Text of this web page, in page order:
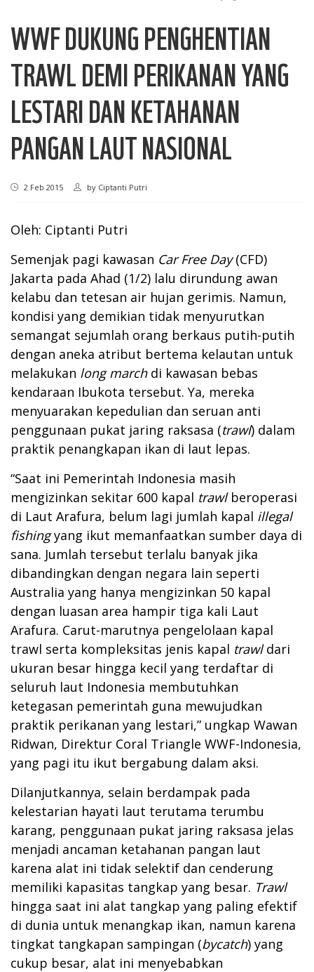
WWF DUKUNG PENGHENTIAN
TRAWL DEMI PERIKANAN YANG
LESTARI DAN KETAHANAN
PANGAN LAUT NASIONAL
2 Feb 2015 by Ciptanti Putri
Oleh: Ciptanti Putri
Semenjak pagi kawasan Car Free Day(CFD)
Jakarta pada Ahad (1/2) lalu dirundung awan
kelabu dan tetesan air hujan gerimis. Namun,
kondisi yang demikian tidak menyurutkan
semangat sejumlah orang berkaus putih-putih
dengan aneka atribut bertema kelautan untuk
melakukan long marchdi kawasan bebas
kendaraan Ibukota tersebut. Ya, mereka
menyuarakan kepedulian dan seruan anti
penggunaan pukat jaring raksasa (trawl) dalam
praktik penangkapan ikan di laut lepas.
“Saat ini Pemerintah Indonesia masih
mengizinkan sekitar 600 kapal trawlberoperasi
di Laut Arafura, belum lagi jumlah kapal illegal
fishingyang ikut memanfaatkan sumber daya di
sana. Jumlah tersebut terlalu banyak jika
dibandingkan dengan negara lain seperti
Australia yang hanya mengizinkan 50 kapal
dengan luasan area hampir tiga kali Laut
Arafura. Carut-marutnya pengelolaan kapal
trawl serta kompleksitas jenis kapal trawldari
ukuran besar hingga kecil yang terdaftar di
seluruh laut Indonesia membutuhkan
ketegasan pemerintah guna mewujudkan
praktik perikanan yang lestari,” ungkap Wawan
Ridwan, Direktur Coral Triangle WWF-Indonesia,
yang pagi itu ikut bergabung dalam aksi.
Dilanjutkannya, selain berdampak pada
kelestarian hayati laut terutama terumbu
karang, penggunaan pukat jaring raksasa jelas
menjadi ancaman ketahanan pangan laut
karena alat ini tidak selektif dan cenderung
memiliki kapasitas tangkap yang besar. Trawl
hingga saat ini alat tangkap yang paling efektif
di dunia untuk menangkap ikan, namun karena
tingkat tangkapan sampingan (bycatch) yang
cukup besar, alat ini menyebabkan